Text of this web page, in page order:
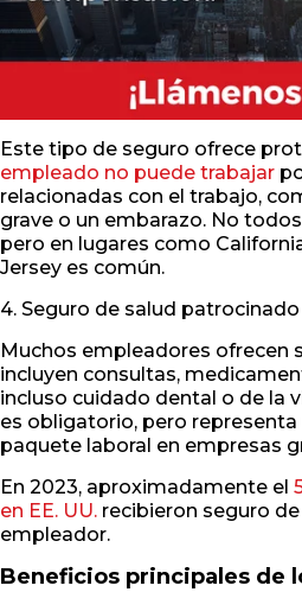
Este tipo de seguro ofrece
empleado no puede trabajar
relacionadas con el trabajo,
grave o un embarazo. No
pero en lugares como
Jersey es común.
4. Seguro de salud
Muchos empleadores ofrecen
incluyen consultas,
incluso cuidado dental o de la
es obligatorio, pero representa
paquete laboral en empresas
En 2023, aproximadamente el
en EE. UU. recibieron seguro
empleador.
Beneficios principales de